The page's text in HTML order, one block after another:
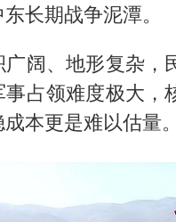
长期战争泥潭。
阔、地形复杂，
事占领难度极大，
本更是难以估量。